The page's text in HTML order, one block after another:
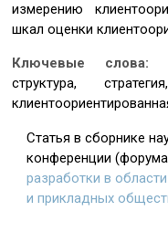
измерению
шкал оценки
Ключевые слова:
структура,
Статья в сборнике
конференции
разработки в
и прикладных